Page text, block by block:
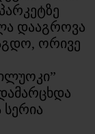
დააგროვა
ორივე
სერია